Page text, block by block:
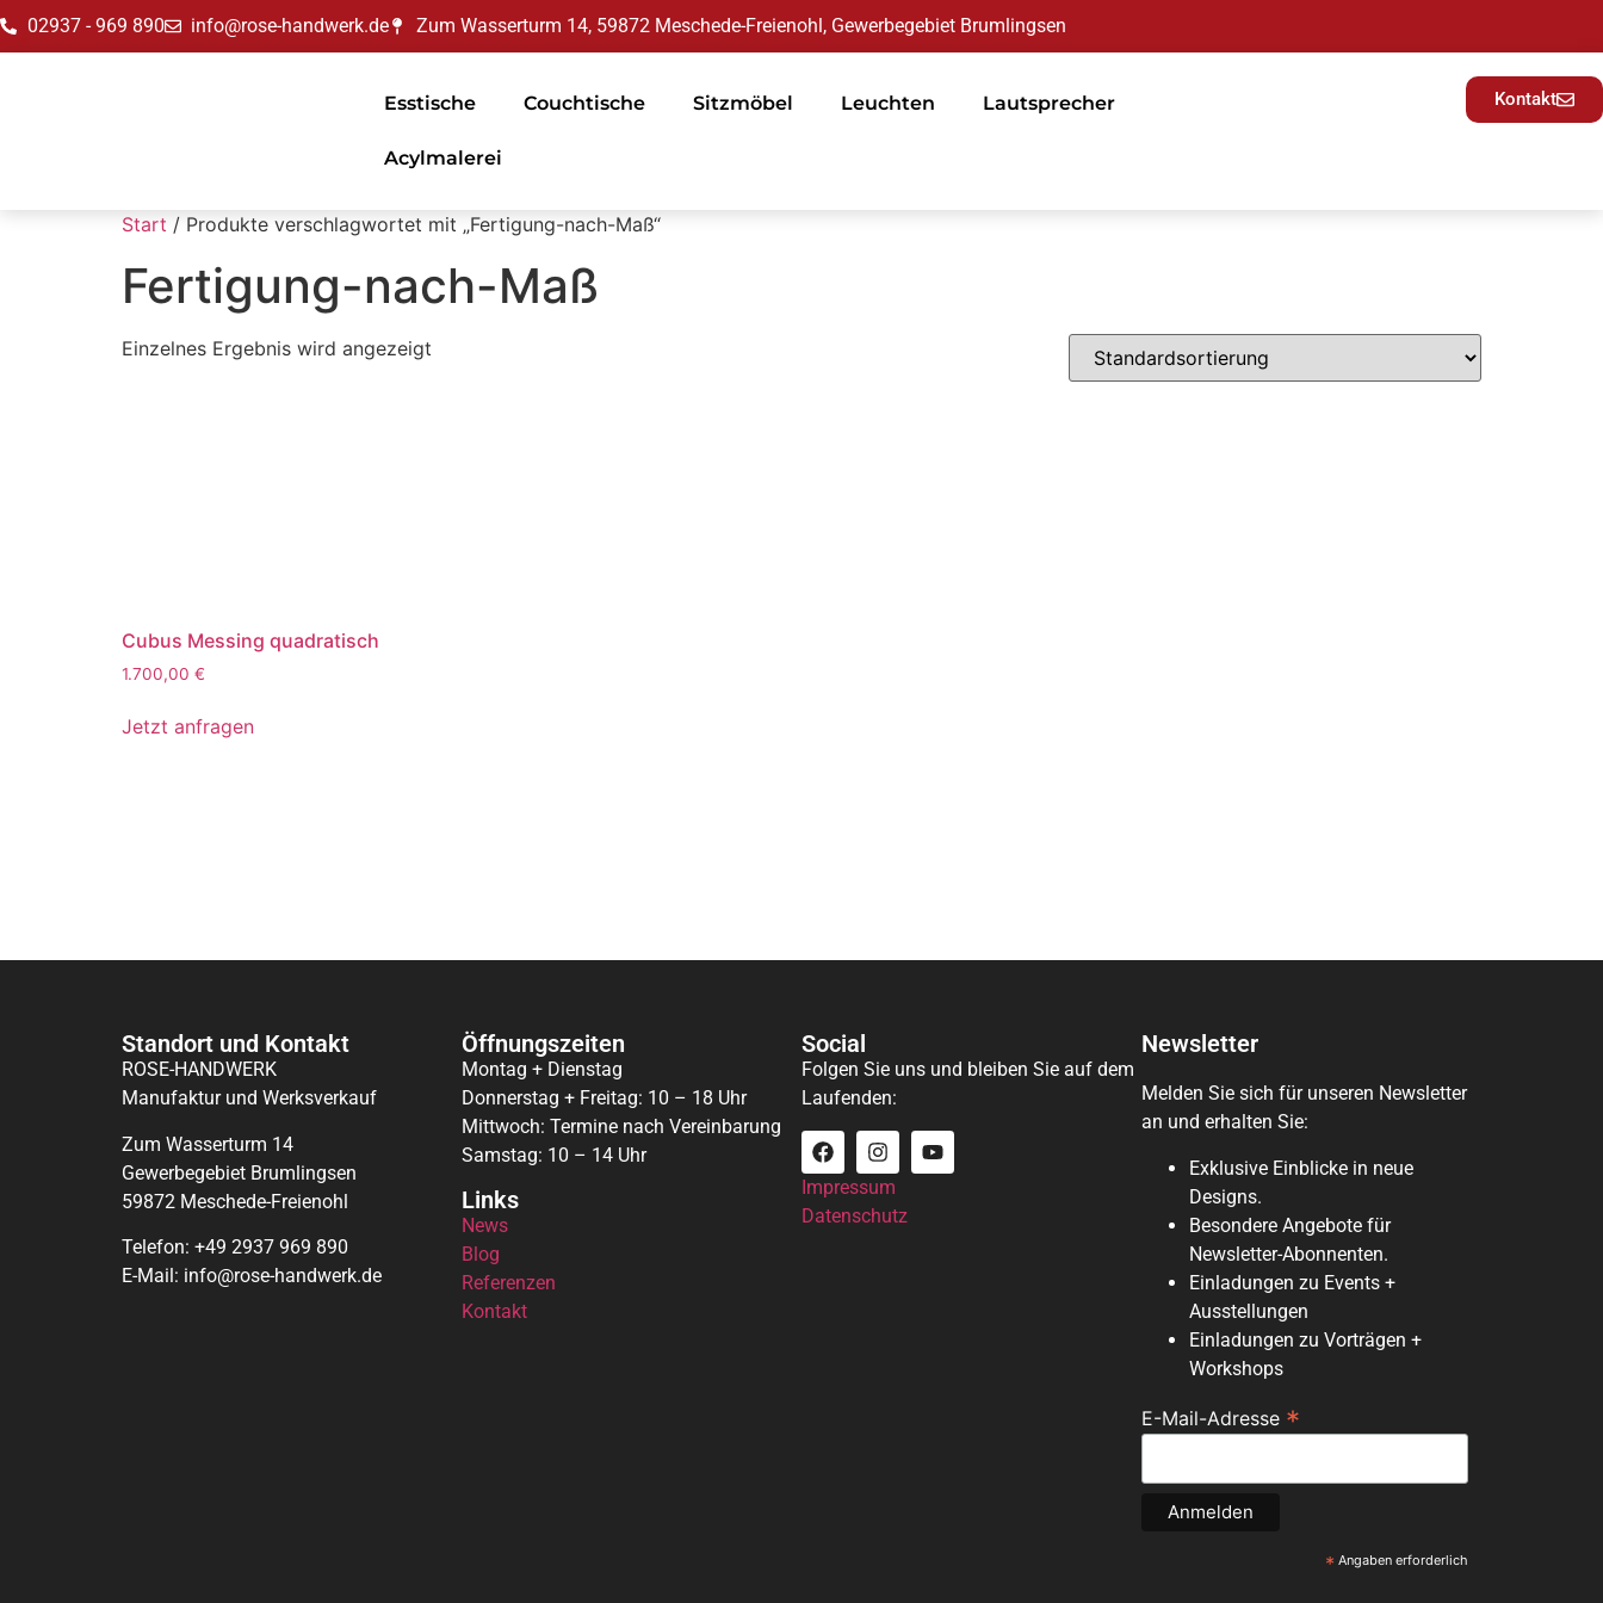
02937 - 969 890 info@rose-handwerk.de Zum Wasserturm 14, 59872 Meschede-Freienohl, Gewerbegebiet Brumlingsen
Esstische Couchtische Sitzmöbel Leuchten Lautsprecher
Acylmalerei
Kontakt
Start / Produkte verschlagwortet mit „Fertigung-nach-Maß“
Fertigung-nach-Maß
Einzelnes Ergebnis wird angezeigt
Cubus Messing quadratisch
1.700,00 €
Jetzt anfragen
Standort und Kontakt
ROSE-HANDWERK
Manufaktur und Werksverkauf
Zum Wasserturm 14
Gewerbegebiet Brumlingsen
59872 Meschede-Freienohl
Telefon: +49 2937 969 890
E-Mail: info@rose-handwerk.de
Öffnungszeiten
Montag + Dienstag
Donnerstag + Freitag: 10 – 18 Uhr
Mittwoch: Termine nach Vereinbarung
Samstag: 10 – 14 Uhr
Links
News
Blog
Referenzen
Kontakt
Social
Folgen Sie uns und bleiben Sie auf dem
Laufenden:
Impressum
Datenschutz
Newsletter
Melden Sie sich für unseren Newsletter
an und erhalten Sie:
Exklusive Einblicke in neue
Designs.
Besondere Angebote für
Newsletter-Abonnenten.
Einladungen zu Events +
Ausstellungen
Einladungen zu Vorträgen +
Workshops
E-Mail-Adresse *
* Angaben erforderlich